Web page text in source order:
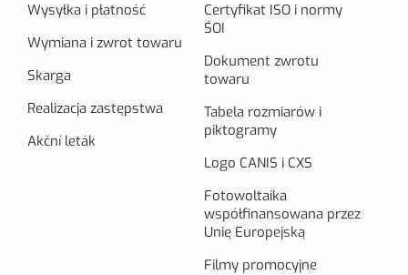
Wysyłka i płatność
Wymiana i zwrot towaru
Skarga
Realizacja zastępstwa
Akční leták
Certyfikat ISO i normy
ŚOI
Dokument zwrotu
towaru
Tabela rozmiarów i
piktogramy
Logo CANIS i CXS
Fotowoltaika
współfinansowana przez
Unię Europejską
Filmy promocyjne